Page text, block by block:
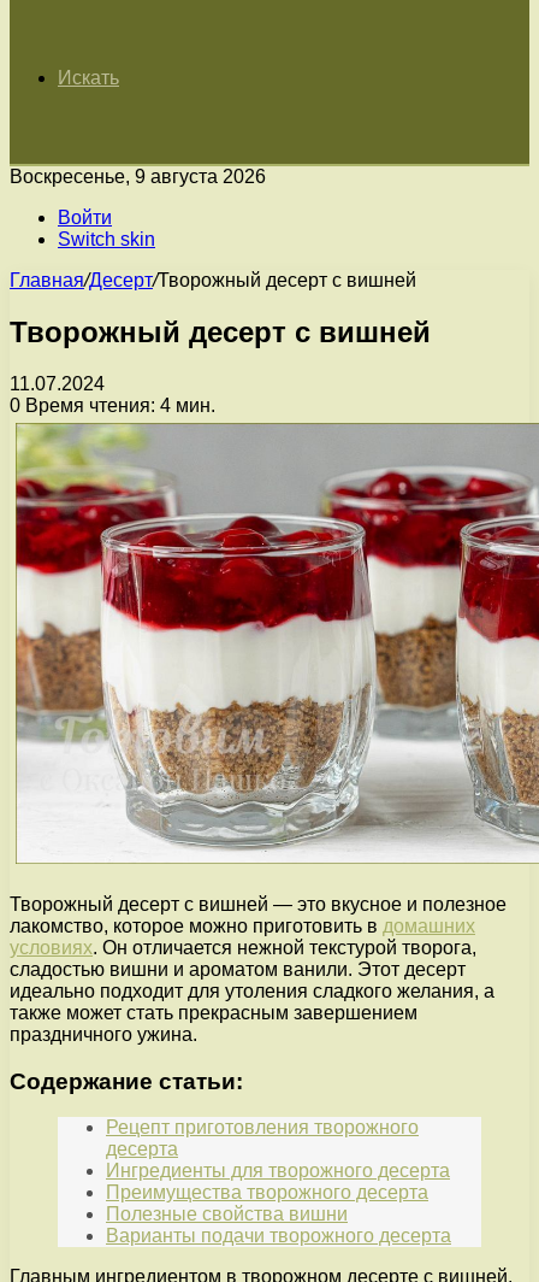
Искать
Воскресенье, 9 августа 2026
Войти
Switch skin
Главная/Десерт/Творожный десерт с вишней
Творожный десерт с вишней
11.07.2024
0 Время чтения: 4 мин.
Творожный десерт с вишней — это вкусное и полезное
лакомство, которое можно приготовить в домашних
условиях. Он отличается нежной текстурой творога,
сладостью вишни и ароматом ванили. Этот десерт
идеально подходит для утоления сладкого желания, а
также может стать прекрасным завершением
праздничного ужина.
Содержание статьи:
Рецепт приготовления творожного
десерта
Ингредиенты для творожного десерта
Преимущества творожного десерта
Полезные свойства вишни
Варианты подачи творожного десерта
Главным ингредиентом в творожном десерте с вишней,